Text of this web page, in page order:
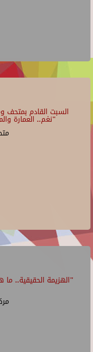
السبت القادم بمتحف
"نغم.. العمارة
"الهزيمة الحقيقية..